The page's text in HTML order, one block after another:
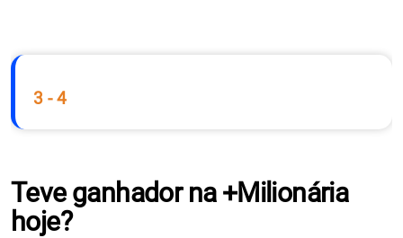
3 - 4
Teve ganhador na +Milionária
hoje?